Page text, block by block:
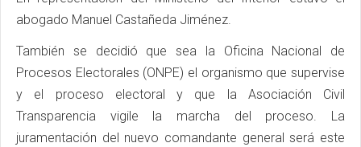
abogado Manuel Castañeda Jiménez.
También se decidió que sea la Oficina Nacional de
Procesos Electorales (ONPE) el organismo que supervise
y el proceso electoral y que la Asociación Civil
Transparencia vigile la marcha del proceso. La
juramentación del nuevo comandante general será este